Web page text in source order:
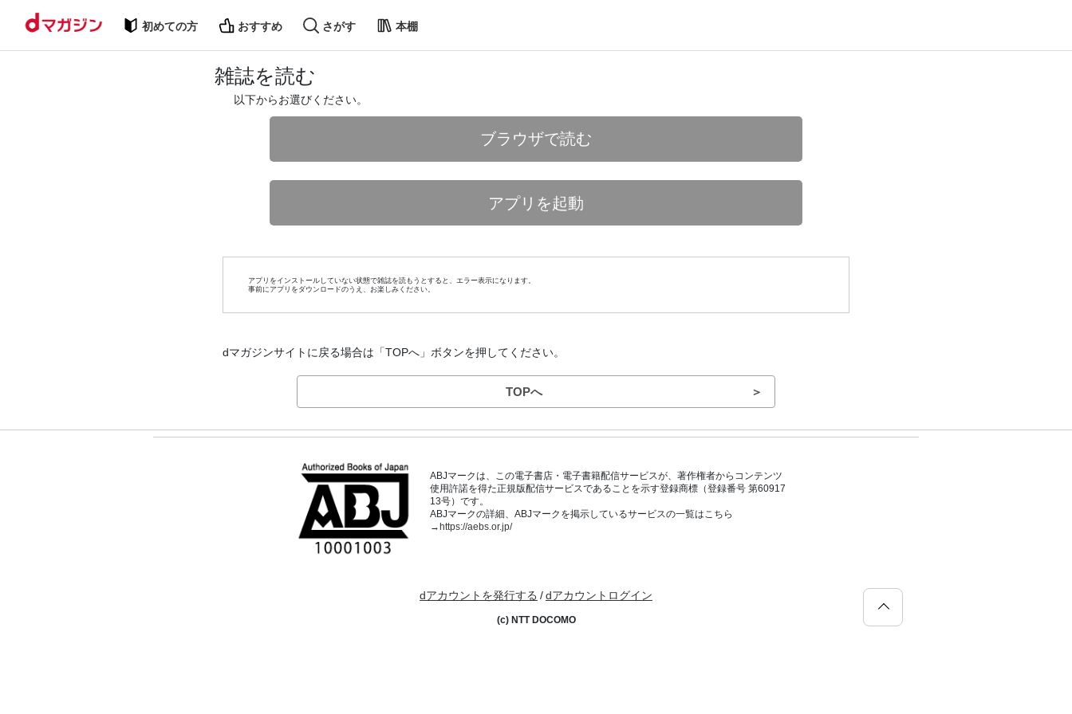
初めての方 おすすめ さがす 本棚
雑誌を読む
以下からお選びください。
ブラウザで読む
アプリを起動
アプリをインストールしていない状態で雑誌を読もうとすると、エラー表示になります。
事前にアプリをダウンロードのうえ、お楽しみください。
dマガジンサイトに戻る場合は「TOPへ」ボタンを押してください。
TOPへ ＞
ABJマークは、この電子書店・電子書籍配信サービスが、著作権者からコンテンツ
使用許諾を得た正規版配信サービスであることを示す登録商標（登録番号 第60917
13号）です。
ABJマークの詳細、ABJマークを掲示しているサービスの一覧はこちら
→https://aebs.or.jp/
dアカウントを発行する /dアカウントログイン
(c) NTT DOCOMO